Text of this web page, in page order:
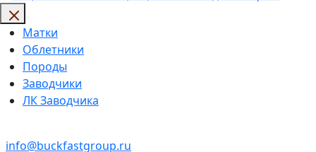
Матки
Облетники
Породы
Заводчики
ЛК Заводчика
info@buckfastgroup.ru